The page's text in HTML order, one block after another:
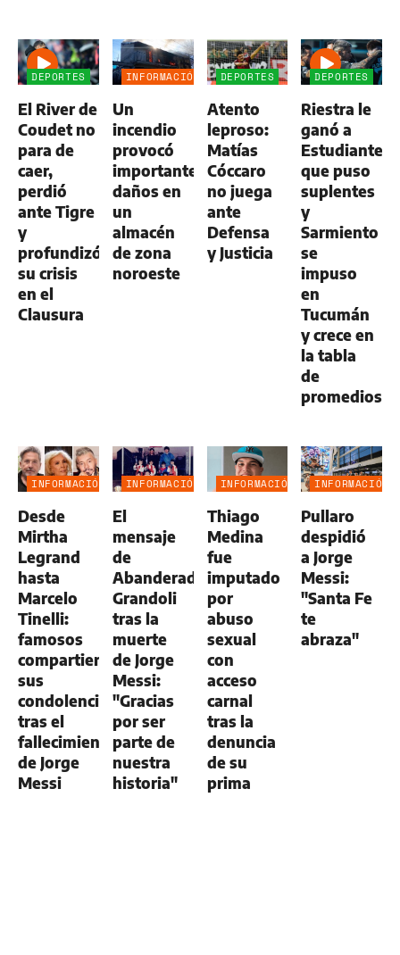
DEPORTES
El River de
Coudet no
para de
caer,
perdió
ante Tigre
y
profundizó
su crisis
en el
Clausura
INFORMACIÓN
Un
incendio
provocó
importantes
daños en
un
almacén
de zona
noroeste
DEPORTES
Atento
leproso:
Matías
Cóccaro
no juega
ante
Defensa
y Justicia
DEPORTES
Riestra le
ganó a
Estudiantes,
que puso
suplentes
y
Sarmiento
se
impuso
en
Tucumán
y crece en
la tabla
de
promedios
INFORMACIÓN
Desde
Mirtha
Legrand
hasta
Marcelo
Tinelli:
famosos
compartieron
sus
condolencias
tras el
fallecimiento
de Jorge
Messi
INFORMACIÓN
El
mensaje
de
Abanderado
Grandoli
tras la
muerte
de Jorge
Messi:
"Gracias
por ser
parte de
nuestra
historia"
INFORMACIÓN
Thiago
Medina
fue
imputado
por
abuso
sexual
con
acceso
carnal
tras la
denuncia
de su
prima
INFORMACIÓN
Pullaro
despidió
a Jorge
Messi:
"Santa Fe
te
abraza"